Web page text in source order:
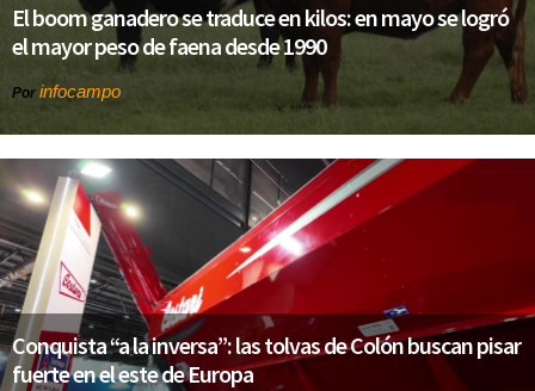
El boom ganadero se traduce en kilos: en mayo se logró
el mayor peso de faena desde 1990
Por infocampo
Conquista “a la inversa”: las tolvas de Colón buscan pisar
fuerte en el este de Europa